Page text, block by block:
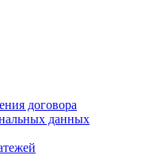
договора
данных